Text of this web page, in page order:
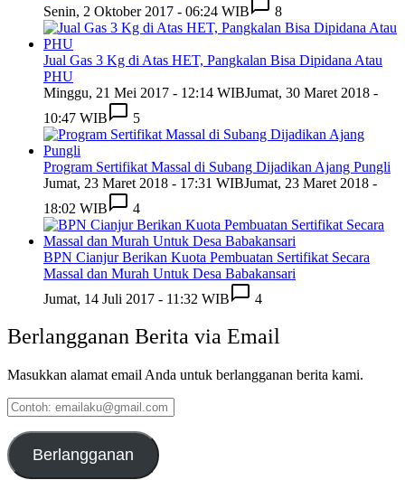
Senin, 2 Oktober 2017 - 06:24 WIB
8
Jual Gas 3 Kg di Atas HET, Pangkalan Bisa Dipidana Atau
PHU
Minggu, 21 Mei 2017 - 12:14 WIBJumat, 30 Maret 2018 -
10:47 WIB
5
Program Sertifikat Massal di Subang Dijadikan Ajang Pungli
Jumat, 23 Maret 2018 - 17:31 WIBJumat, 23 Maret 2018 -
18:02 WIB
4
BPN Cianjur Berikan Kuota Pembuatan Sertifikat Secara
Massal dan Murah Untuk Desa Babakansari
Jumat, 14 Juli 2017 - 11:32 WIB
4
Berlangganan Berita via Email
Masukkan alamat email Anda untuk berlangganan berita kami.
Contoh:
emailaku@gmail.com
Berlangganan